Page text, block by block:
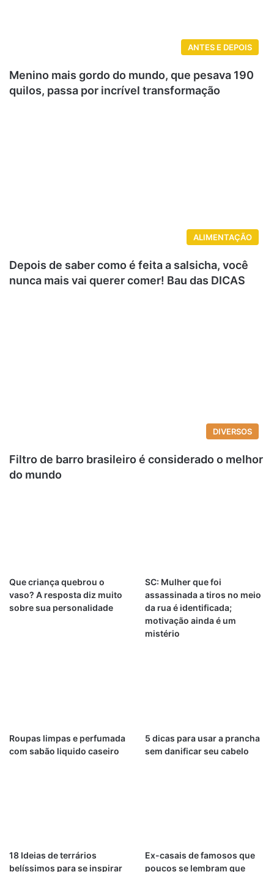
ANTES E DEPOIS
Menino mais gordo do mundo, que pesava 190
quilos, passa por incrível transformação
ALIMENTAÇÃO
Depois de saber como é feita a salsicha, você
nunca mais vai querer comer! Bau das DICAS
DIVERSOS
Filtro de barro brasileiro é considerado o melhor
do mundo
Que criança quebrou o
vaso? A resposta diz muito
sobre sua personalidade
SC: Mulher que foi
assassinada a tiros no meio
da rua é identificada;
motivação ainda é um
mistério
Roupas limpas e perfumada
com sabão liquido caseiro
5 dicas para usar a prancha
sem danificar seu cabelo
18 Ideias de terrários
belíssimos para se inspirar
Ex-casais de famosos que
poucos se lembram que